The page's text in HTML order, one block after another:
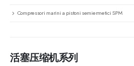
Compressori marini a pistoni semiermetici SPM
活塞压缩机系列